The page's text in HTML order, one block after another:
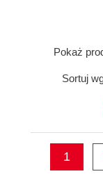
Pokaż
Sortuj
1